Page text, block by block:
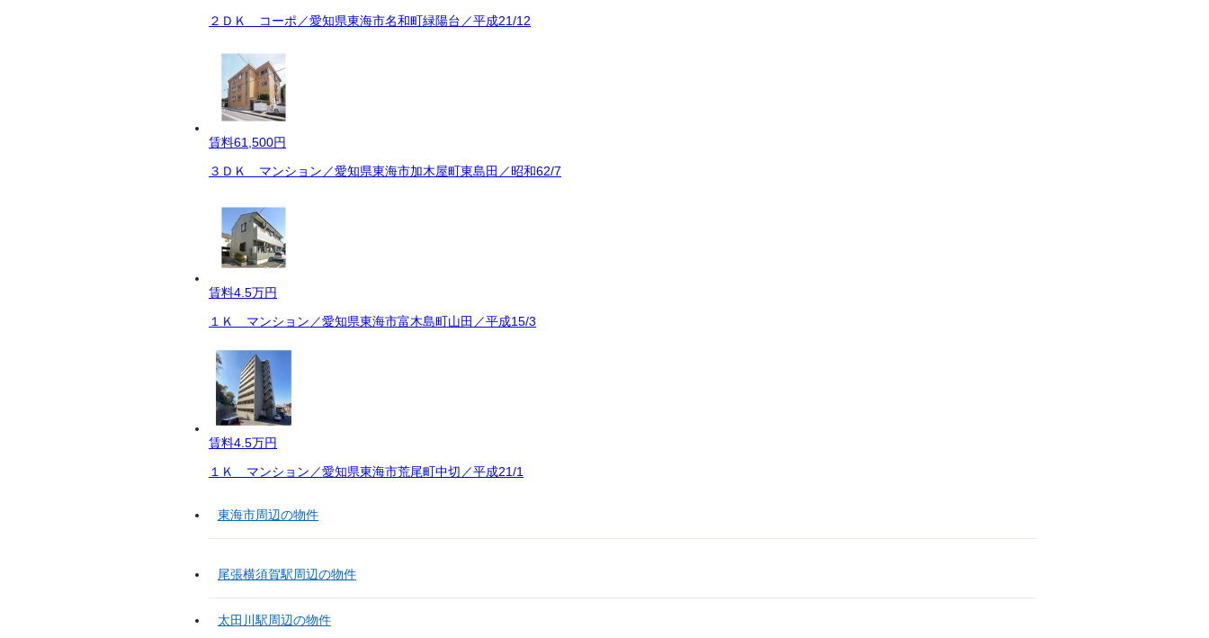
２ＤＫ コーポ／愛知県東海市名和町緑陽台／平成21/12
賃料61,500円
３ＤＫ マンション／愛知県東海市加木屋町東島田／昭和62/7
賃料4.5万円
１Ｋ マンション／愛知県東海市富木島町山田／平成15/3
賃料4.5万円
１Ｋ マンション／愛知県東海市荒尾町中切／平成21/1
東海市周辺の物件
尾張横須賀駅周辺の物件
太田川駅周辺の物件